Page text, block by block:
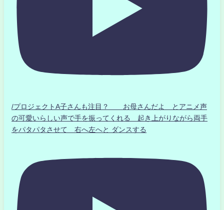
/プロジェクトA子さんも注目？ お母さんだよ とアニメ声
の可愛いらしい声で手を振ってくれる 起き上がりながら両手
をパタパタさせて 右へ左へと ダンスする